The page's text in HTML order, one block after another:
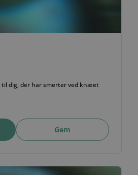
til dig, der har smerter ved knæet
Gem